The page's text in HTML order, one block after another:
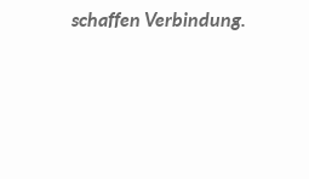
schaffen Verbindung.